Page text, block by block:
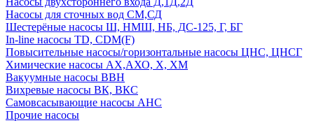
Насосы для сточных вод СМ,СД
Шестерёные насосы Ш, НМШ, НБ, ДС-125, Г, БГ
In-line насосы TD, CDM(F)
Повысительные насосы/горизонтальные насосы ЦНС, ЦНСГ
Химические насосы АХ,АХО, Х, ХМ
Вакуумные насосы ВВН
Вихревые насосы ВК, ВКС
Самовсасывающие насосы АНС
Прочие насосы